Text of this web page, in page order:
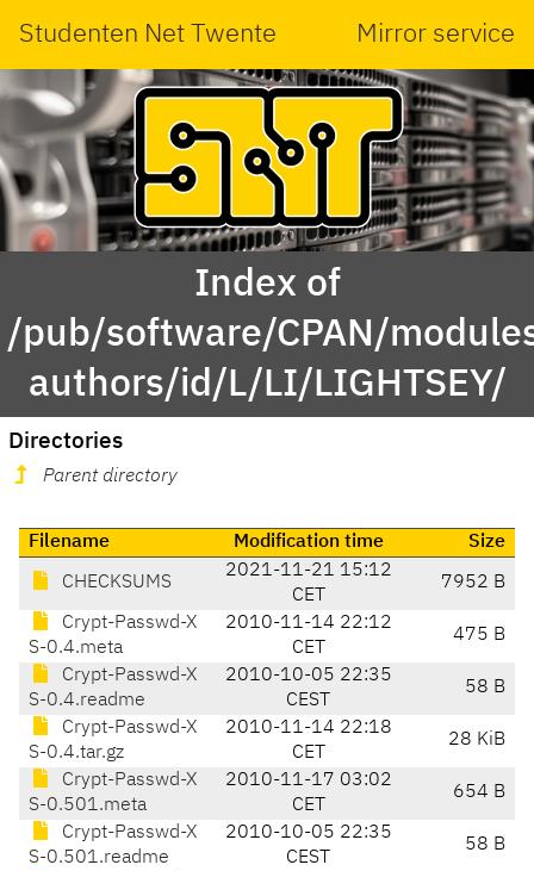
Studenten Net Twente Mirror service
Index of
/pub/software/CPAN/
authors/id/L/LI/LIGHTSEY/
Directories
Parent directory
Filename Modification time Size
CHECKSUMS
2021-11-21 15:12
CET
7952 B
Crypt-Passwd-X
S-0.4.meta
2010-11-14 22:12
CET
475 B
Crypt-Passwd-X
S-0.4.readme
2010-10-05 22:35
CEST
58 B
Crypt-Passwd-X
S-0.4.tar.gz
2010-11-14 22:18
CET
28 KiB
Crypt-Passwd-X
S-0.501.meta
2010-11-17 03:02
CET
654 B
Crypt-Passwd-X
S-0.501.readme
2010-10-05 22:35
CEST
58 B